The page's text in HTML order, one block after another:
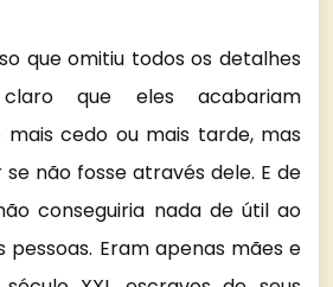
omitiu todos os detalhes
que eles acabariam
cedo ou mais tarde, mas
não fosse através dele. E de
conseguiria nada de útil ao
pessoas. Eram apenas mães e